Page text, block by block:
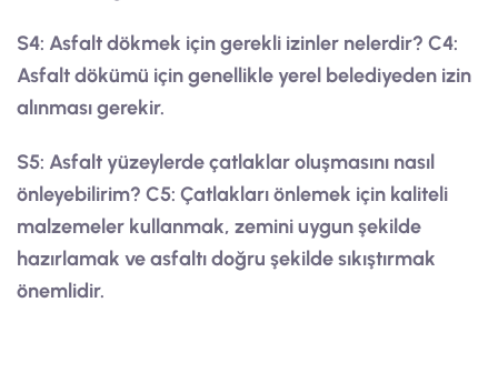
S4: Asfalt dökmek için gerekli izinler nelerdir? C4:
Asfalt dökümü için genellikle yerel belediyeden izin
alınması gerekir.
S5: Asfalt yüzeylerde çatlaklar oluşmasını nasıl
önleyebilirim? C5: Çatlakları önlemek için kaliteli
malzemeler kullanmak, zemini uygun şekilde
hazırlamak ve asfaltı doğru şekilde sıkıştırmak
önemlidir.